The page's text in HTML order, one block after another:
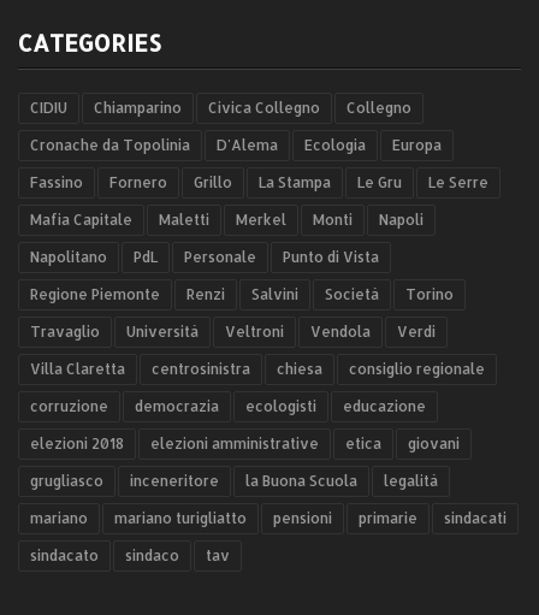
CATEGORIES
CIDIU Chiamparino Civica Collegno Collegno
Cronache da Topolinia D'Alema Ecologia Europa
Fassino Fornero Grillo La Stampa Le Gru Le Serre
Mafia Capitale Maletti Merkel Monti Napoli
Napolitano PdL Personale Punto di Vista
Regione Piemonte Renzi Salvini Società Torino
Travaglio Università Veltroni Vendola Verdi
Villa Claretta centrosinistra chiesa consiglio regionale
corruzione democrazia ecologisti educazione
elezioni 2018 elezioni amministrative etica giovani
grugliasco inceneritore la Buona Scuola legalità
mariano mariano turigliatto pensioni primarie sindacati
sindacato sindaco tav